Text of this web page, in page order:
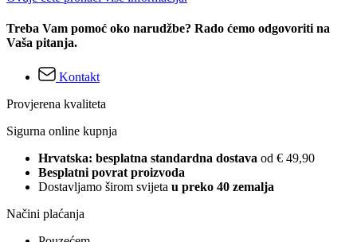
Treba Vam pomoć oko narudžbe? Rado ćemo odgovoriti na
Vaša pitanja.
Kontakt
Provjerena kvaliteta
Sigurna online kupnja
Hrvatska: besplatna standardna dostava od € 49,90
Besplatni povrat proizvoda
Dostavljamo širom svijeta u preko 40 zemalja
Načini plaćanja